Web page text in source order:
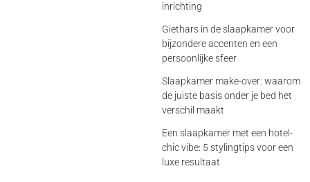
inrichting
Giethars in de slaapkamer voor
bijzondere accenten en een
persoonlijke sfeer
Slaapkamer make-over: waarom
de juiste basis onder je bed het
verschil maakt
Een slaapkamer met een hotel-
chic vibe: 5 stylingtips voor een
luxe resultaat